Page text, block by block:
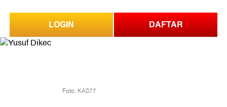
LOGIN DAFTAR
Foto: KAS77